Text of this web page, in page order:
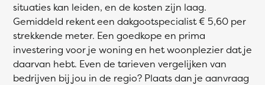
situaties kan leiden, en de kosten zijn laag.
Gemiddeld rekent een dakgootspecialist € 5,60 per
strekkende meter. Een goedkope en prima
investering voor je woning en het woonplezier dat je
daarvan hebt. Even de tarieven vergelijken van
bedrijven bij jou in de regio? Plaats dan je aanvraag